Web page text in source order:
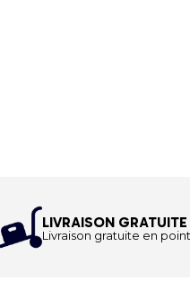
LIVRAISON GRATUITE
Livraison gratuite en